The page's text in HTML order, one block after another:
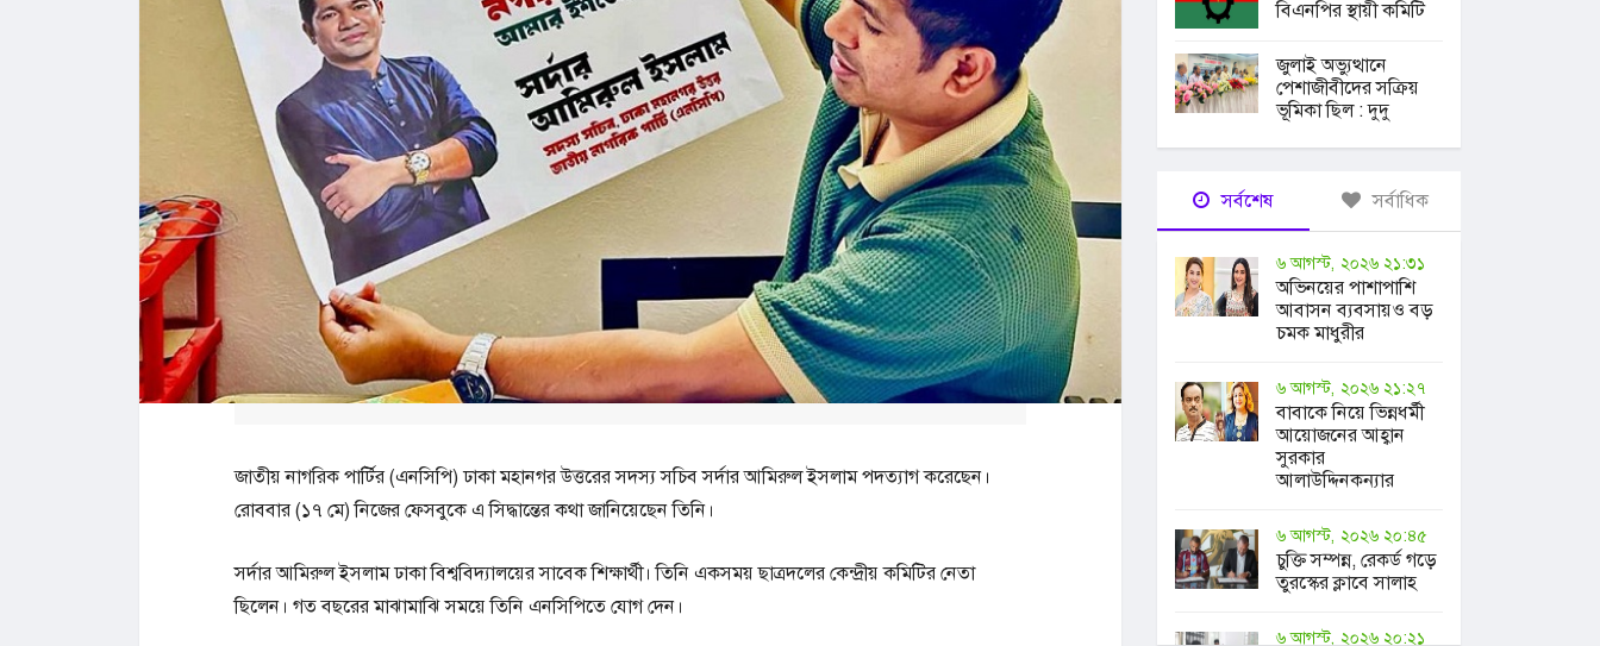
জাতীয় নাগরিক পার্টির (এনসিপি) ঢাকা মহানগর উত্তরের সদস্য সচিব সর্দার আমিরুল ইসলাম পদত্যাগ করেছেন।
রোববার (১৭ মে) নিজের ফেসবুকে এ সিদ্ধান্তের কথা জানিয়েছেন তিনি।
সর্দার আমিরুল ইসলাম ঢাকা বিশ্ববিদ্যালয়ের সাবেক শিক্ষার্থী। তিনি একসময় ছাত্রদলের কেন্দ্রীয় কমিটির নেতা
ছিলেন। গত বছরের মাঝামাঝি সময়ে তিনি এনসিপিতে যোগ দেন।
বিএনপির স্থায়ী কমিটি
জুলাই অভ্যুত্থানে
পেশাজীবীদের সক্রিয়
ভূমিকা ছিল : দুদু
সর্বশেষ সর্বাধিক
৬ আগস্ট, ২০২৬ ২১:৩১
অভিনয়ের পাশাপাশি
আবাসন ব্যবসায়ও বড়
চমক মাধুরীর
৬ আগস্ট, ২০২৬ ২১:২৭
বাবাকে নিয়ে ভিন্নধর্মী
আয়োজনের আহ্বান
সুরকার
আলাউদ্দিনকন্যার
৬ আগস্ট, ২০২৬ ২০:৪৫
চুক্তি সম্পন্ন, রেকর্ড গড়ে
তুরস্কের ক্লাবে সালাহ
৬ আগস্ট, ২০২৬ ২০:২১